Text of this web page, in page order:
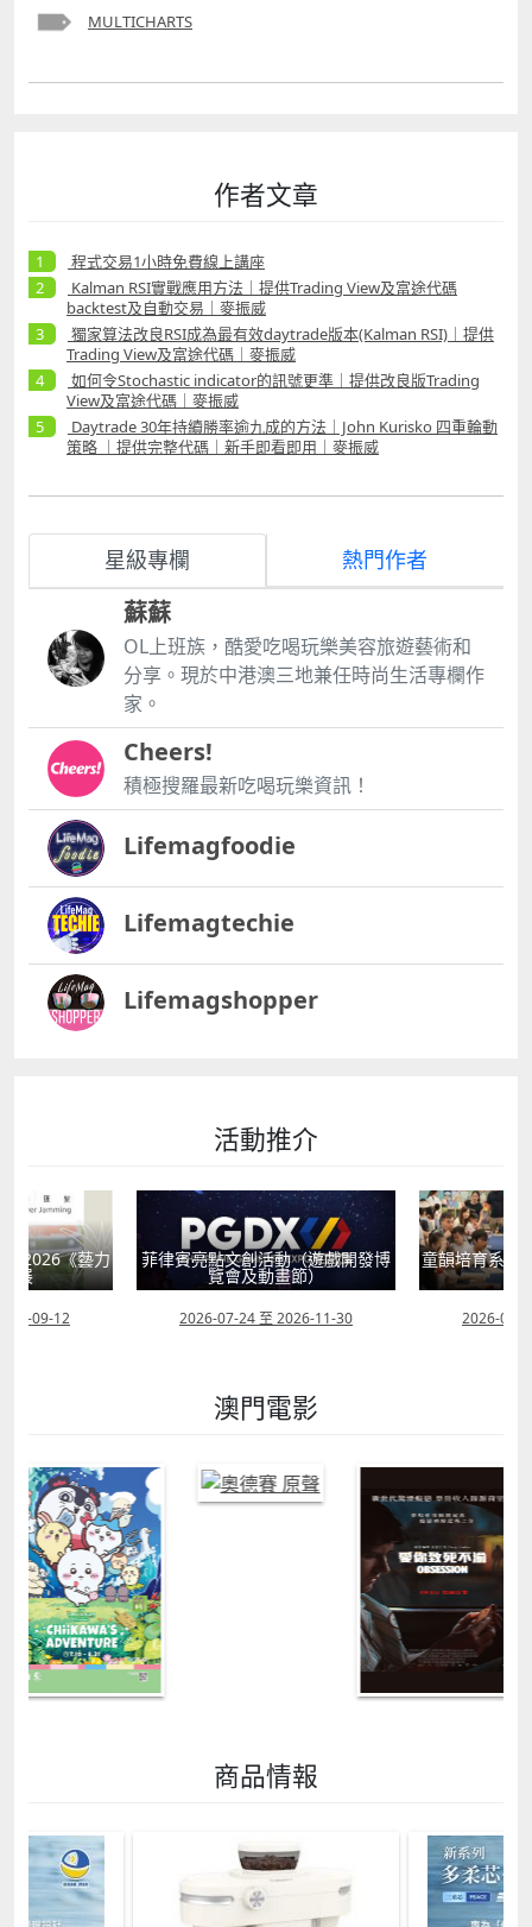
MULTICHARTS
作者文章
程式交易1小時免費線上講座
Kalman RSI實戰應用方法｜提供Trading View及富途代碼
backtest及自動交易｜麥振威
獨家算法改良RSI成為最有效daytrade版本(Kalman RSI)｜提供
Trading View及富途代碼｜麥振威
如何令Stochastic indicator的訊號更準｜提供改良版Trading
View及富途代碼｜麥振威
Daytrade 30年持續勝率逾九成的方法｜John Kurisko 四重輪動
策略 ｜提供完整代碼｜新手即看即用｜麥振威
星級專欄 熱門作者
蘇蘇
OL上班族，酷愛吃喝玩樂美容旅遊藝術和
分享。現於中港澳三地兼任時尚生活專欄作
家。
Cheers!
積極搜羅最新吃喝玩樂資訊！
Lifemagfoodie
Lifemagtechie
Lifemagshopper
活動推介
獻2026《藝力
展
09-12
菲律賓亮點文創活動（遊戲開發博
覽會及動畫節）
2026-07-24 至 2026-11-30
童韻培育系列
2026-07-
澳門電影
商品情報